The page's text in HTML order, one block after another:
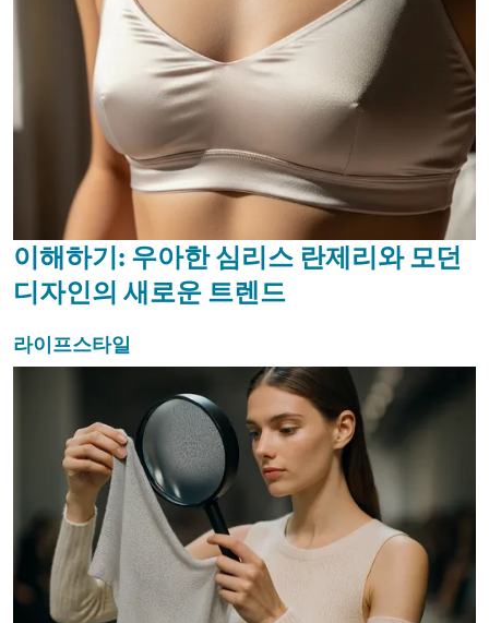
이해하기: 우아한 심리스 란제리와 모던
디자인의 새로운 트렌드
라이프스타일